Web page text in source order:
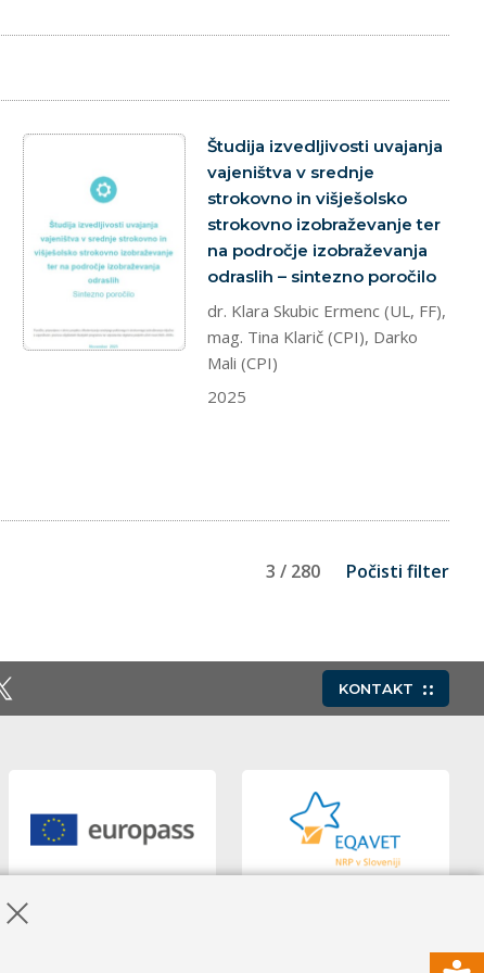
dokument
Študija izvedljivosti uvajanja
vajeništva v srednje
strokovno in višješolsko
strokovno izobraževanje ter
na področje izobraževanja
odraslih – sintezno poročilo
dr. Klara Skubic Ermenc (UL, FF),
mag. Tina Klarič (CPI), Darko
Mali (CPI)
2025
3 / 280 Počisti filter
KONTAKT
Skrij obvestilo o piškotkih